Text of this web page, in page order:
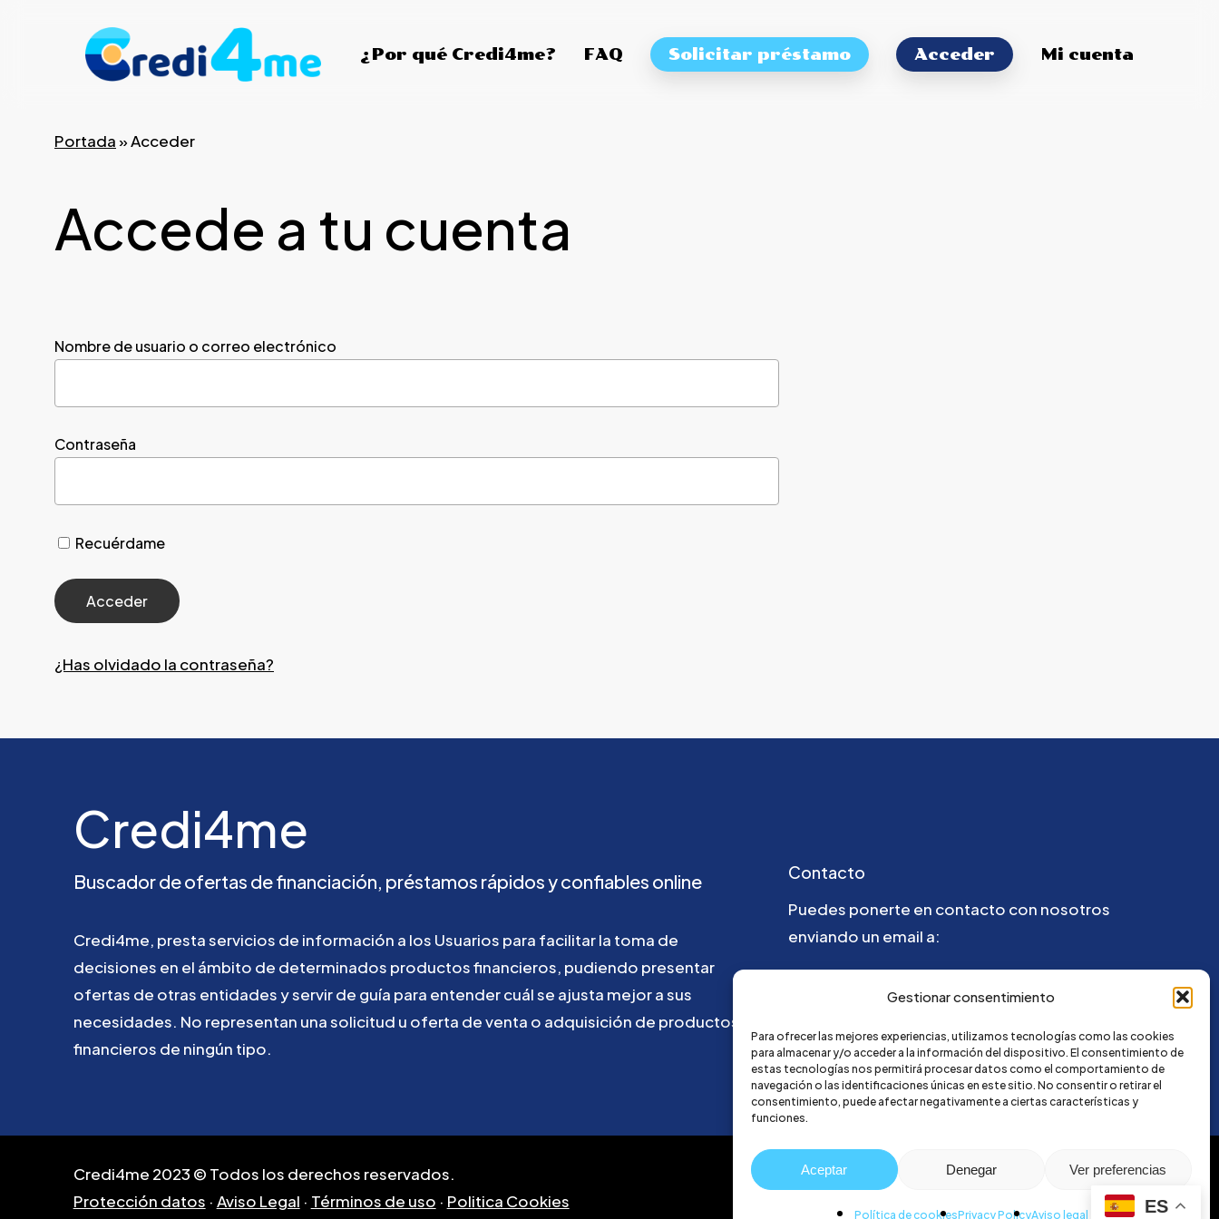
Gestionar consentimiento
Para ofrecer las mejores experiencias, utilizamos tecnologías como las cookies
para almacenar y/o acceder a la información del dispositivo. El consentimiento de
estas tecnologías nos permitirá procesar datos como el comportamiento de
navegación o las identificaciones únicas en este sitio. No consentir o retirar el
consentimiento, puede afectar negativamente a ciertas características y
funciones.
Aceptar Denegar Ver preferencias
Política de cookiesPrivacy PolicyAviso legal
¿Por qué Credi4me? FAQ Solicitar préstamo Acceder Mi cuenta
Portada»Acceder
Accede a tu cuenta
Nombre de usuario o correo electrónico
Contraseña
Recuérdame
¿Has olvidado la contraseña?
Credi4me
Buscadordeofertas definanciación, préstamos rápidosyconfiables online
Credi4me, prestaservicios de información a los Usuarios para facilitarla toma de
decisiones en el ámbito de determinados productosfinancieros, pudiendo presentar
ofertas de otras entidadesyservirde guía para entendercuálse ajusta mejorasus
necesidades. No representan unasolicitud u oferta deventa o adquisición de productos
financieros de ningún tipo.
Contacto
Puedes ponerte en contacto con nosotros
enviando un email a:
Credi4me 2023 © Todos los derechos reservados.
Protección datos · Aviso Legal · Términos de uso · Politica Cookies ES